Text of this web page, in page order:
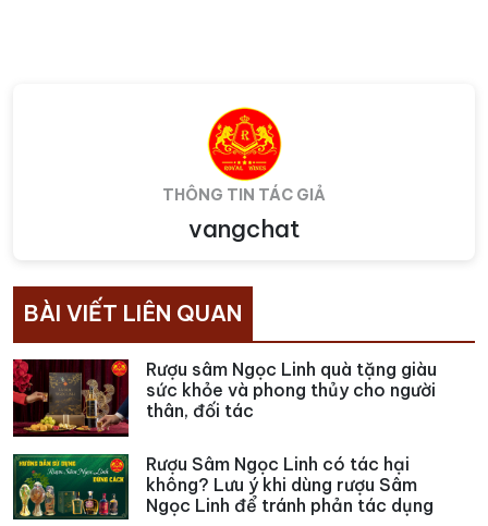
THÔNG TIN TÁC GIẢ
vangchat
BÀI VIẾT LIÊN QUAN
Rượu sâm Ngọc Linh quà tặng giàu
sức khỏe và phong thủy cho người
thân, đối tác
Rượu Sâm Ngọc Linh có tác hại
không? Lưu ý khi dùng rượu Sâm
Ngọc Linh để tránh phản tác dụng